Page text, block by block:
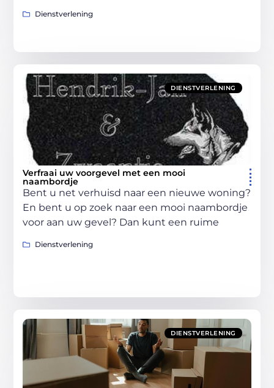
Dienstverlening
DIENSTVERLENING
Verfraai uw voorgevel met een mooi
naambordje
Bent u net verhuisd naar een nieuwe woning?
En bent u op zoek naar een mooi naambordje
voor aan uw gevel? Dan kunt een ruime
Dienstverlening
DIENSTVERLENING